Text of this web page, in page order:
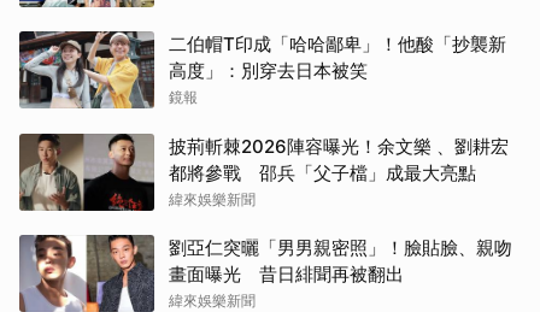
二伯帽T印成「哈哈鄙卑」！他酸「抄襲新
高度」：別穿去日本被笑
鏡報
披荊斬棘2026陣容曝光！余文樂 、劉耕宏
都將參戰 邵兵「父子檔」成最大亮點
緯來娛樂新聞
劉亞仁突曬「男男親密照」！臉貼臉、親吻
畫面曝光 昔日緋聞再被翻出
緯來娛樂新聞